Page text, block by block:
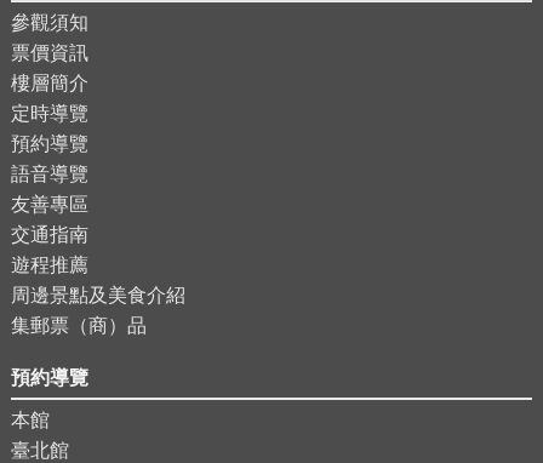
參觀須知
票價資訊
樓層簡介
定時導覽
預約導覽
語音導覽
友善專區
交通指南
遊程推薦
周邊景點及美食介紹
集郵票（商）品
預約導覽
本館
臺北館